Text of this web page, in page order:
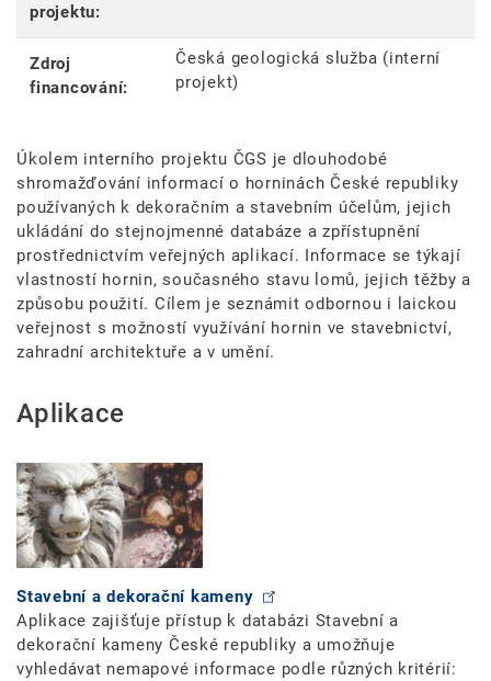
projektu:
Zdroj
financování:
Česká geologická služba (interní
projekt)
Úkolem interního projektu ČGS je dlouhodobé
shromažďování informací o horninách České republiky
používaných k dekoračním a stavebním účelům, jejich
ukládání do stejnojmenné databáze a zpřístupnění
prostřednictvím veřejných aplikací. Informace se týkají
vlastností hornin, současného stavu lomů, jejich těžby a
způsobu použití. Cílem je seznámit odbornou i laickou
veřejnost s možností využívání hornin ve stavebnictví,
zahradní architektuře a v umění.
Aplikace
Stavební a dekorační kameny
Aplikace zajišťuje přístup k databázi Stavební a
dekorační kameny České republiky a umožňuje
vyhledávat nemapové informace podle různých kritérií: